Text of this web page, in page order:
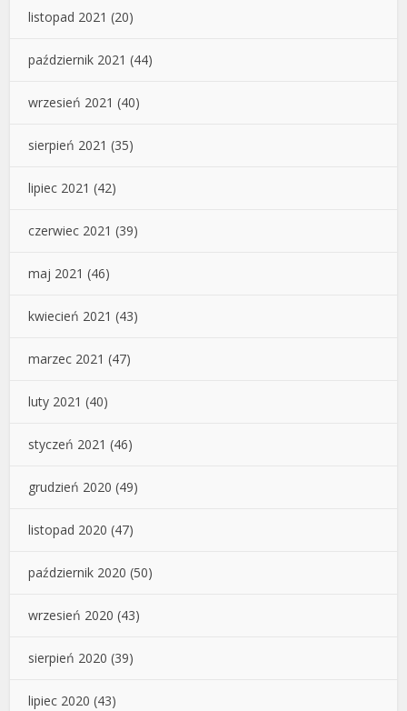
listopad 2021 (20)
październik 2021 (44)
wrzesień 2021 (40)
sierpień 2021 (35)
lipiec 2021 (42)
czerwiec 2021 (39)
maj 2021 (46)
kwiecień 2021 (43)
marzec 2021 (47)
luty 2021 (40)
styczeń 2021 (46)
grudzień 2020 (49)
listopad 2020 (47)
październik 2020 (50)
wrzesień 2020 (43)
sierpień 2020 (39)
lipiec 2020 (43)